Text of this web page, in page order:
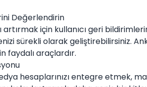
Değerlendirin
artırmak için kullanıcı geri
sürekli olarak geliştirebilirsiniz.
faydalı araçlardır.
hesaplarınızı entegre etmek,